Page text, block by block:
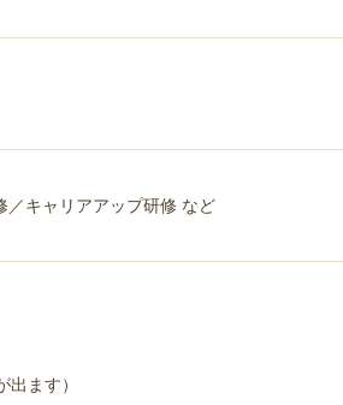
／キャリアアップ研修 など
ます）